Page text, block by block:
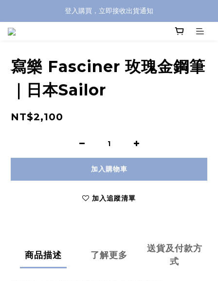
全館滿兩千免運！
登入購買，立即接收出貨通知
寫樂 Fasciner 玫瑰金鋼筆
｜日本Sailor
NT$2,100
加入購物車
加入追蹤清單
商品描述 了解更多
送貨及付款方
式